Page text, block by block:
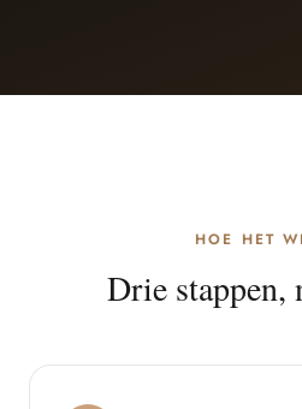
HOE HET
Drie stappen,